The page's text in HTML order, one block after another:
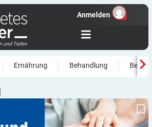
Anmelden
Ernährung Behandlung
#SagEsSolidarisch: Wenn Kinder mit
werden – eine gemeinsame Aufgabe